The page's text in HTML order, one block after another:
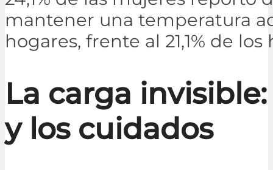
mantener una temperatura
hogares, frente al 21,1% de
La carga
y los cuidados